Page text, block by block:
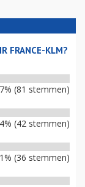
FRANCE-KLM?
(81 stemmen)
(42 stemmen)
(36 stemmen)